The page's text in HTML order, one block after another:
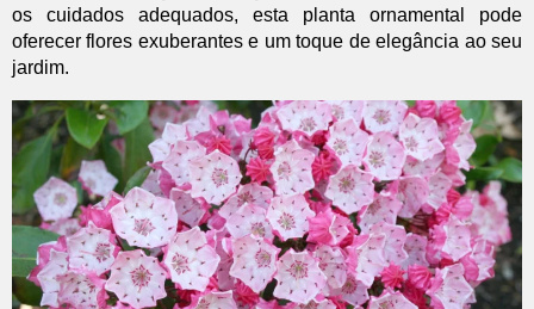
os cuidados adequados, esta planta ornamental pode
oferecer flores exuberantes e um toque de elegância ao seu
jardim.